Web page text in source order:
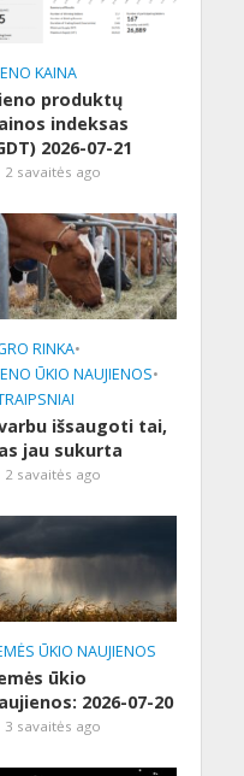
KAINA
produktų
indeksas
2026-07-21
2 savaitės ago
RINKA•
ŪKIO NAUJIENOS•
išsaugoti tai,
jau sukurta
2 savaitės ago
ŪKIO NAUJIENOS
ūkio
2026-07-20
3 savaitės ago